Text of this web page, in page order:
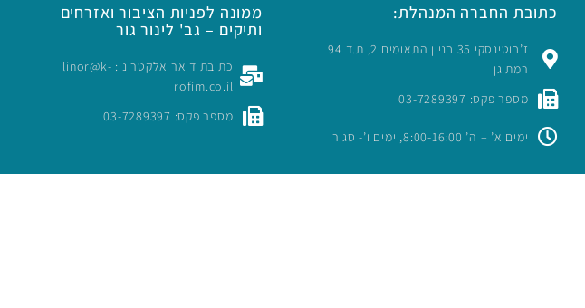
כתובת החברה המנהלת:
ז’בוטינסקי 35 בניין התאומים 2, ת.ד 94
רמת גן
מספר פקס: 03-7289397
ימים א’ – ה’ 8:00-16:00, ימים ו’- סגור
ממונה לפניות הציבור ואזרחים
ותיקים – גב' לינור גור
כתובת דואר אלקטרוני: linor@k-
rofim.co.il
מספר פקס: 03-7289397